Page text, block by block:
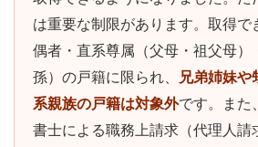
は重要な制限があります。取得で
偶者・直系尊属（父母・祖父母）
孫）の戸籍に限られ、
兄弟姉妹や
系親族の戸籍は対象外です。また
書士による職務上請求（代理人請